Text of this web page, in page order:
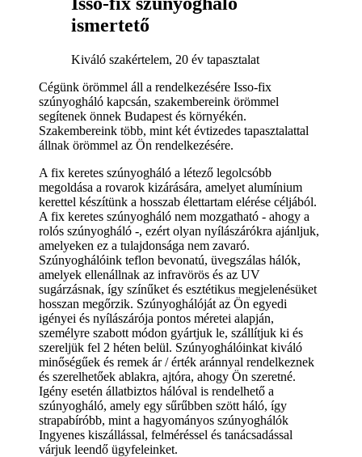
ismertető
Kiváló szakértelem, 20 év tapasztalat
Cégünk örömmel áll a rendelkezésére Isso-fix
szúnyogháló kapcsán, szakembereink örömmel
segítenek önnek Budapest és környékén.
Szakembereink több, mint két évtizedes tapasztalattal
állnak örömmel az Ön rendelkezésére.
A fix keretes szúnyogháló a létező legolcsóbb
megoldása a rovarok kizárására, amelyet alumínium
kerettel készítünk a hosszab élettartam elérése céljából.
A fix keretes szúnyogháló nem mozgatható - ahogy a
rolós szúnyogháló -, ezért olyan nyílászárókra ajánljuk,
amelyeken ez a tulajdonsága nem zavaró.
Szúnyoghálóink teflon bevonatú, üvegszálas hálók,
amelyek ellenállnak az infravörös és az UV
sugárzásnak, így színűket és esztétikus megjelenésüket
hosszan megőrzik. Szúnyoghálóját az Ön egyedi
igényei és nyílászárója pontos méretei alapján,
személyre szabott módon gyártjuk le, szállítjuk ki és
szereljük fel 2 héten belül. Szúnyoghálóinkat kiváló
minőségűek és remek ár / érték aránnyal rendelkeznek
és szerelhetőek ablakra, ajtóra, ahogy Ön szeretné.
Igény esetén állatbiztos hálóval is rendelhető a
szúnyogháló, amely egy sűrűbben szött háló, így
strapabíróbb, mint a hagyományos szúnyoghálók
Ingyenes kiszállással, felméréssel és tanácsadással
várjuk leendő ügyfeleinket.